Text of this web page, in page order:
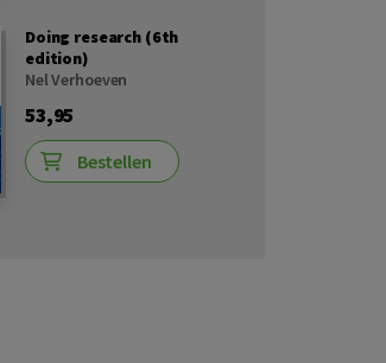
Doing research (6th
edition)
Nel Verhoeven
53,95
Bestellen